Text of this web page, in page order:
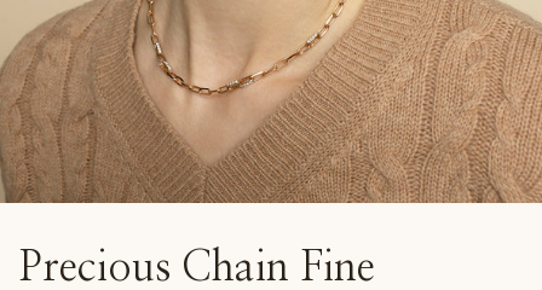
Precious Chain Fine